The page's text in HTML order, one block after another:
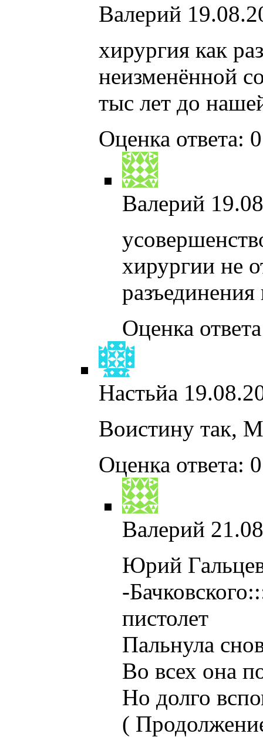
Валерий
хирургия как
неизменённой
тыс лет до
Оценка ответа:
Валерий
хирургии не
Оценка
Настьйа
Воистину так,
Оценка ответа:
Валерий
Юрий
-
пистолет
Пальнула
Во всех она
Но долго
(